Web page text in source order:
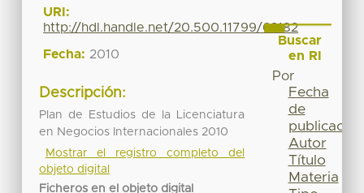
URI:
http://hdl.handle.net/20.500.11799/63182
Fecha: 2010
Descripción:
Plan de Estudios de la Licenciatura
en Negocios Internacionales 2010
Mostrar el registro completo del
objeto digital
Ficheros en el objeto digital
Buscar
en RI
Por
Fecha
de
publicación
Autor
Título
Materia